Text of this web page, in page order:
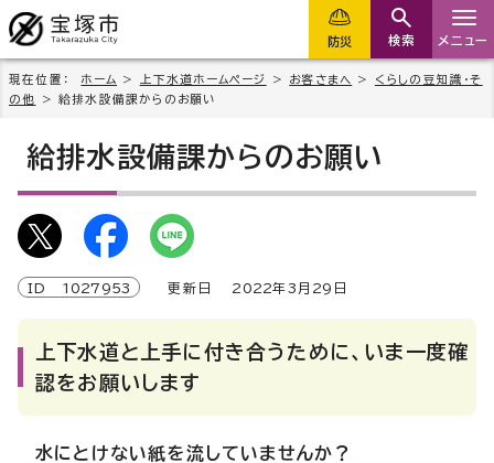
防災 検索 メニュー
現在位置： ホーム > 上下水道ホームページ > お客さまへ >
くらしの豆知識・そ
の他
> 給排水設備課からのお願い
給排水設備課からのお願い
ID 1027953 更新日 2022年3月 29 日
上下水道と上手に付き合うために、いま一度確
認をお願いします
水にとけない紙を流していませんか？